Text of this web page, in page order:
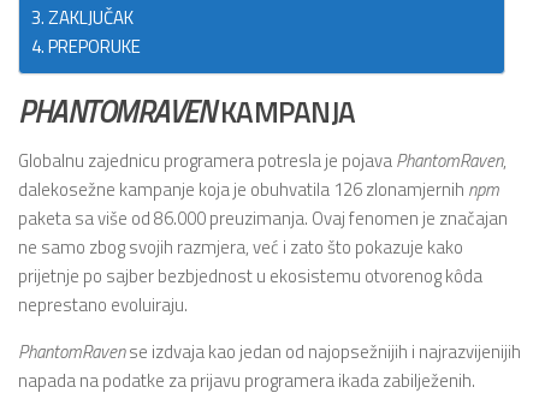
ZAKLJUČAK
PREPORUKE
PHANTOMRAVENKAMPANJA
Globalnu zajednicu programera potresla je pojavaPhantomRaven,
dalekosežne kampanje koja je obuhvatila 126 zlonamjernih npm
paketa sa više od 86.000 preuzimanja. Ovaj fenomen je značajan
ne samo zbog svojih razmjera, već i zato što pokazuje kako
prijetnje po sajber bezbjednost u ekosistemu otvorenog kôda
neprestano evoluiraju.
PhantomRavense izdvaja kao jedan od najopsežnijih i najrazvijenijih
napada na podatke za prijavu programera ikada zabilježenih.